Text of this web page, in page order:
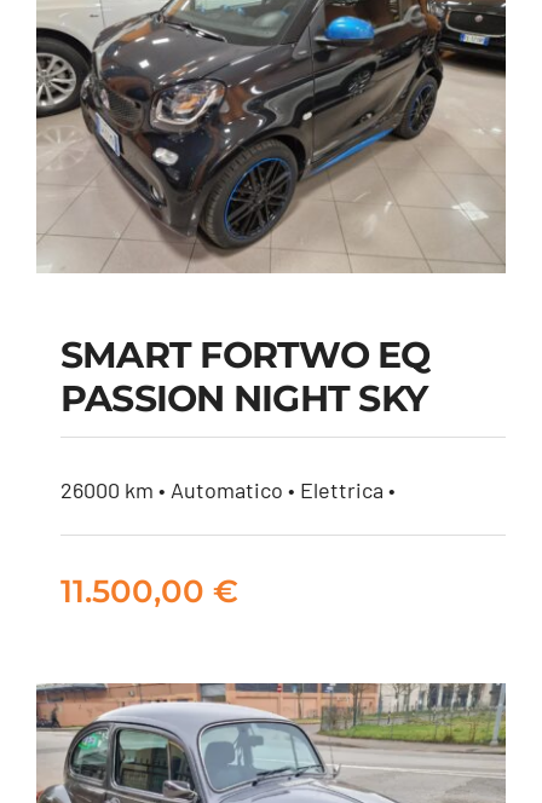
SMART FORTWO EQ
SMART FORTWO EQ
PASSION NIGHT SKY
26000 km • Automatico • Elettrica •
11.500,00 €